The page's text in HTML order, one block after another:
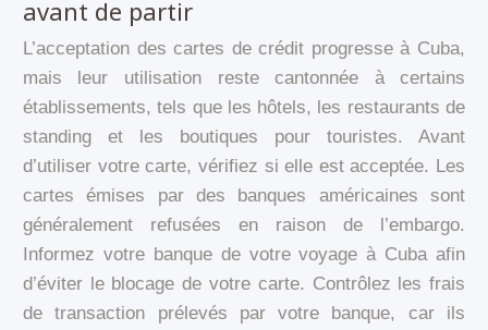
avant de partir
L’acceptation des cartes de crédit progresse à Cuba,
mais leur utilisation reste cantonnée à certains
établissements, tels que les hôtels, les restaurants de
standing et les boutiques pour touristes. Avant
d’utiliser votre carte, vérifiez si elle est acceptée. Les
cartes émises par des banques américaines sont
généralement refusées en raison de l’embargo.
Informez votre banque de votre voyage à Cuba afin
d’éviter le blocage de votre carte. Contrôlez les frais
de transaction prélevés par votre banque, car ils